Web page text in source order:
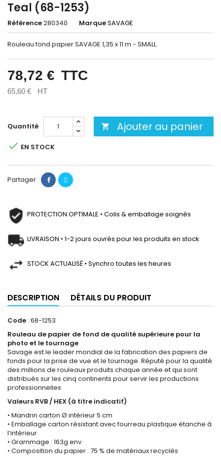
Teal (68-1253)
Référence280340 MarqueSAVAGE
Rouleau fond papier SAVAGE 1,35 x 11 m - SMALL
78,72 € TTC
65,60 € HT
Quantité  Ajouter au panier
 EN STOCK
Partager
PROTECTION OPTIMALE • Colis & emballage soignés
LIVRAISON • 1-2 jours ouvrés pour les produits en stock
STOCK ACTUALISÉ • Synchro toutes les heures
DESCRIPTION DÉTAILS DU PRODUIT
Code : 68-1253
Rouleau de papier de fond de qualité supérieure pour la
photo et le tournage
Savage est le leader mondial de la fabrication des papiers de
fonds pour la prise de vue et le tournage. Réputé pour la qualité
des millions de rouleaux produits chaque année et qui sont
distribués sur les cinq continents pour servir les productions
professionnelles
Valeurs RVB / HEX (à titre indicatif)
• Mandrin carton Ø intérieur 5 cm
• Emballage carton résistant avec fourreau plastique étanche à
l’intérieur
• Grammage : 163g env.
• Composition du papier : 75 % de matériaux recyclés